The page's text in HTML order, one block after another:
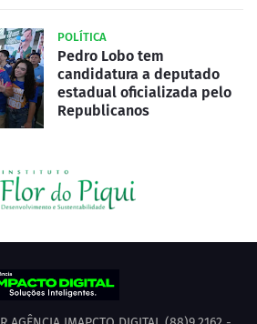
POLÍTICA
Pedro Lobo tem
candidatura a deputado
estadual oficializada pelo
Republicanos